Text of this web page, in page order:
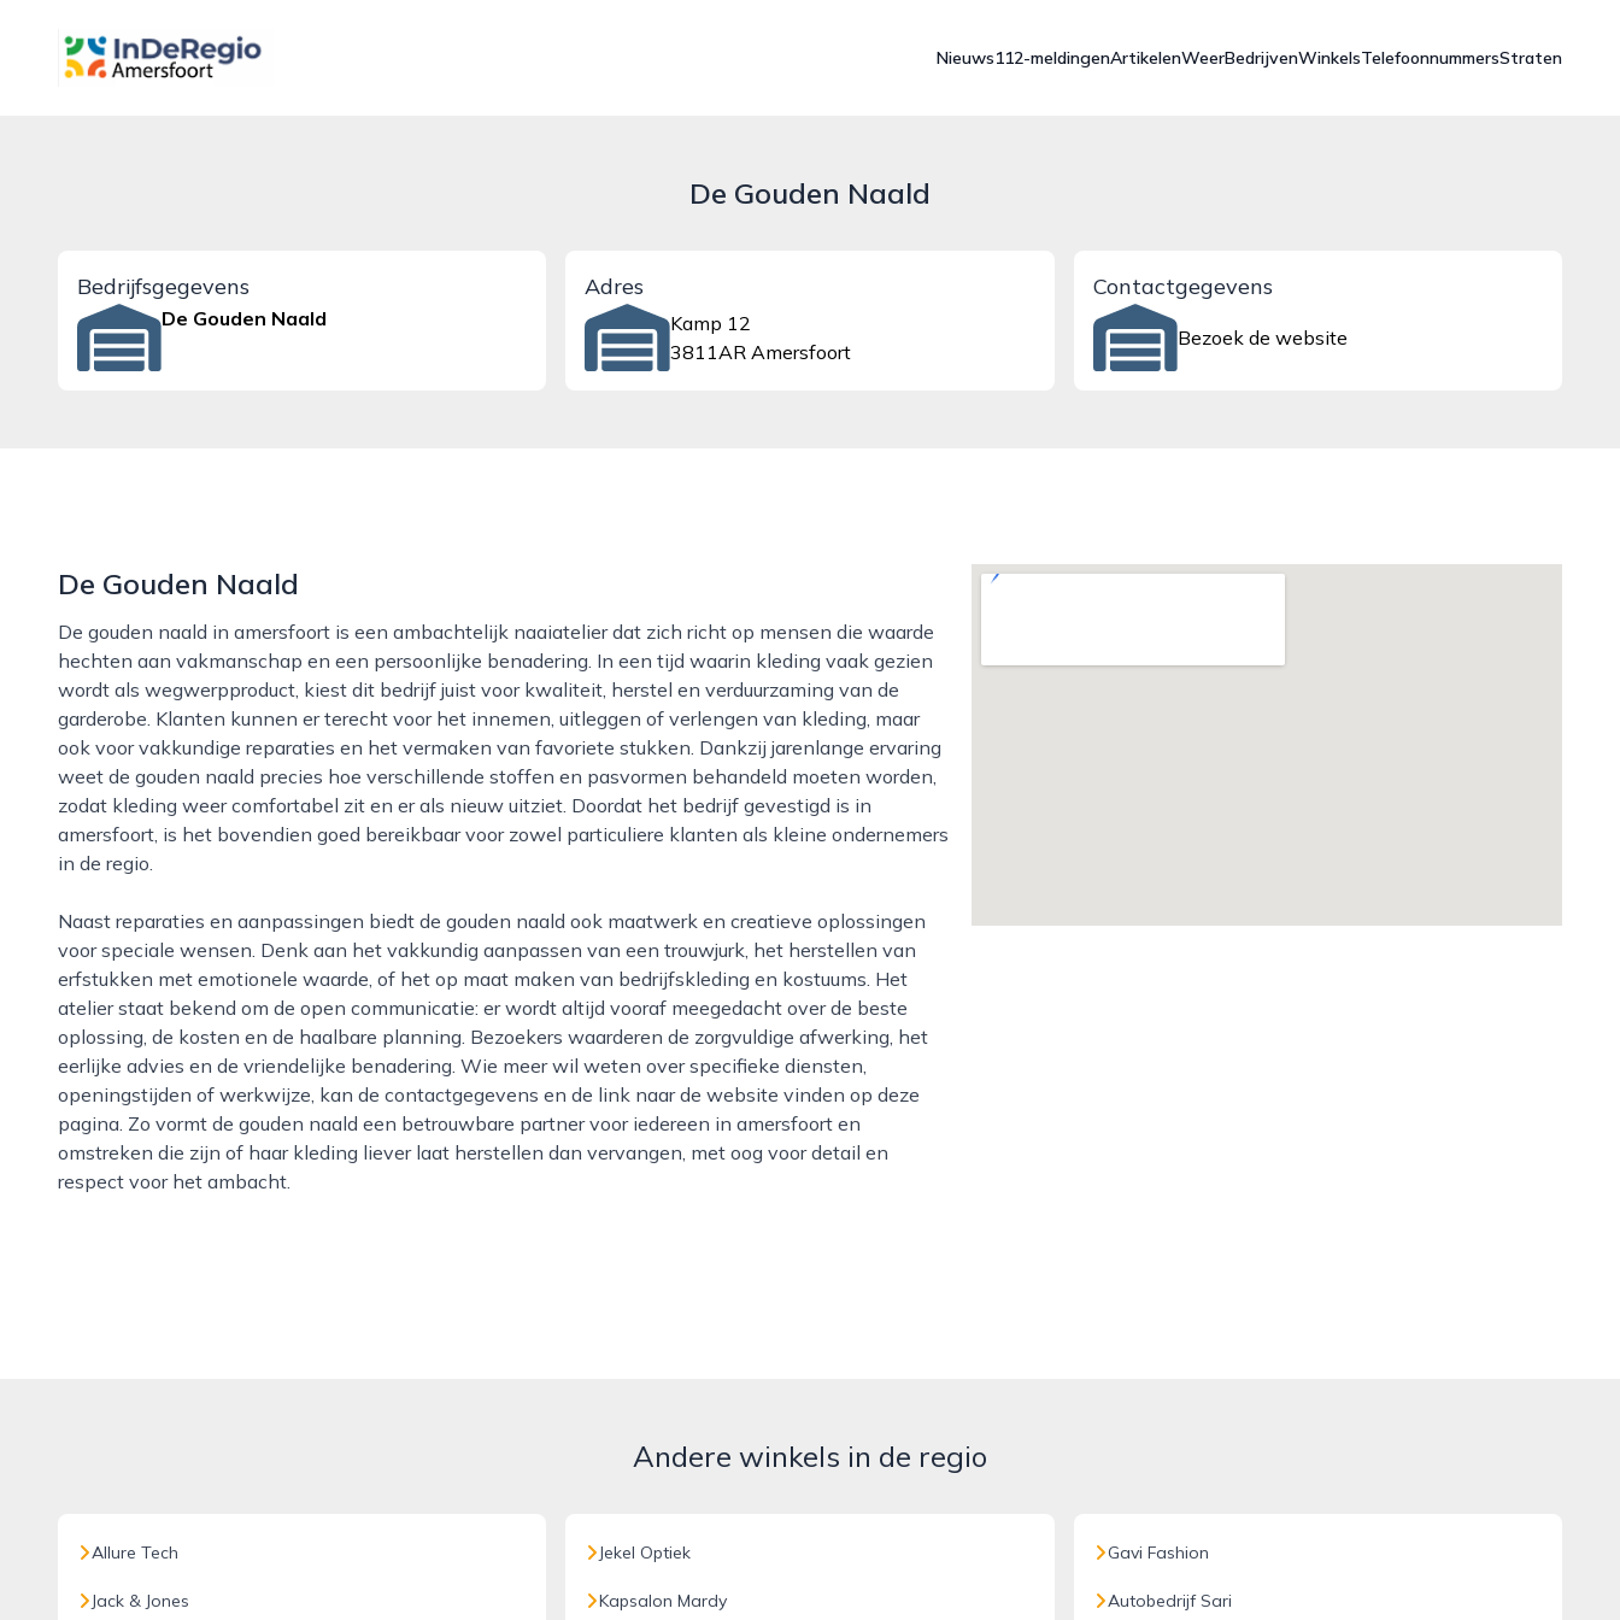
inderegioamersfoort.nl
Nieuws112-meldingenArtikelenWeerBedrijvenWinkelsTelefoonnummersStraten
De Gouden Naald
Bedrijfsgegevens
De Gouden Naald
Adres
Kamp 12
3811AR Amersfoort
Contactgegevens
Bezoek de website
De Gouden Naald
De gouden naald in amersfoort is een ambachtelijk naaiatelier dat zich richt op mensen die waarde
hechten aan vakmanschap en een persoonlijke benadering. In een tijd waarin kleding vaak gezien
wordt als wegwerpproduct, kiest dit bedrijf juist voor kwaliteit, herstel en verduurzaming van de
garderobe. Klanten kunnen er terecht voor het innemen, uitleggen of verlengen van kleding, maar
ook voor vakkundige reparaties en het vermaken van favoriete stukken. Dankzij jarenlange ervaring
weet de gouden naald precies hoe verschillende stoffen en pasvormen behandeld moeten worden,
zodat kleding weer comfortabel zit en er als nieuw uitziet. Doordat het bedrijf gevestigd is in
amersfoort, is het bovendien goed bereikbaar voor zowel particuliere klanten als kleine ondernemers
in de regio.
Naast reparaties en aanpassingen biedt de gouden naald ook maatwerk en creatieve oplossingen
voor speciale wensen. Denk aan het vakkundig aanpassen van een trouwjurk, het herstellen van
erfstukken met emotionele waarde, of het op maat maken van bedrijfskleding en kostuums. Het
atelier staat bekend om de open communicatie: er wordt altijd vooraf meegedacht over de beste
oplossing, de kosten en de haalbare planning. Bezoekers waarderen de zorgvuldige afwerking, het
eerlijke advies en de vriendelijke benadering. Wie meer wil weten over specifieke diensten,
openingstijden of werkwijze, kan de contactgegevens en de link naar de website vinden op deze
pagina. Zo vormt de gouden naald een betrouwbare partner voor iedereen in amersfoort en
omstreken die zijn of haar kleding liever laat herstellen dan vervangen, met oog voor detail en
respect voor het ambacht.
Andere winkels in de regio
Allure Tech
Jack & Jones
Jekel Optiek
Kapsalon Mardy
Gavi Fashion
Autobedrijf Sari